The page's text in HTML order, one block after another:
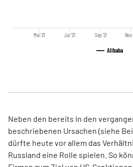
Alibaba
Mai '21 Jul '21 Sep '21 Nov
Neben den bereits in den
beschriebenen Ursachen (siehe
dürfte heute vor allem das
Russland eine Rolle spielen. So